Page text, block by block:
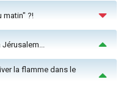
?!
la flamme dans le